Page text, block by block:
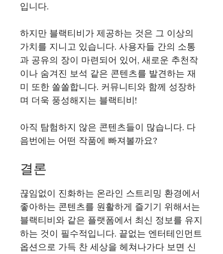
입니다.
하지만 블랙티비가 제공하는 것은 그 이상의
가치를 지니고 있습니다. 사용자들 간의 소통
과 공유의 장이 마련되어 있어, 새로운 추천작
이나 숨겨진 보석 같은 콘텐츠를 발견하는 재
미 또한 쏠쏠합니다. 커뮤니티와 함께 성장하
며 더욱 풍성해지는 블랙티비!
아직 탐험하지 않은 콘텐츠들이 많습니다. 다
음번에는 어떤 작품에 빠져볼까요?
결론
끊임없이 진화하는 온라인 스트리밍 환경에서
좋아하는 콘텐츠를 원활하게 즐기기 위해서는
블랙티비와 같은 플랫폼에서 최신 정보를 유지
하는 것이 필수적입니다. 끝없는 엔터테인먼트
옵션으로 가득 찬 세상을 헤쳐나가다 보면 신